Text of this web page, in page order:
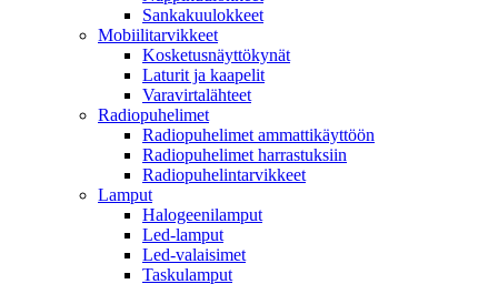
Sankakuulokkeet
Mobiilitarvikkeet
Kosketusnäyttökynät
Laturit ja kaapelit
Varavirtalähteet
Radiopuhelimet
Radiopuhelimet ammattikäyttöön
Radiopuhelimet harrastuksiin
Radiopuhelintarvikkeet
Lamput
Halogeenilamput
Led-lamput
Led-valaisimet
Taskulamput